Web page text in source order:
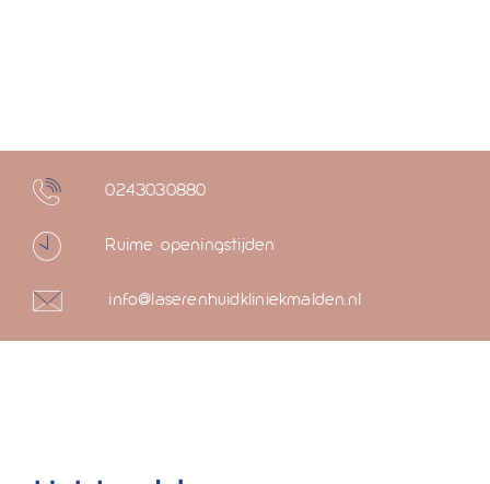
0243030880
Ruime openingstijden
info@laserenhuidkliniekmalden.nl